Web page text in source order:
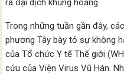
ra đại dịch khủng hoảng
Trong những tuần gần đây,
phương Tây bày tỏ sự không
của Tổ chức Y tế Thế giới
cứu của Viện Virus Vũ Hán.